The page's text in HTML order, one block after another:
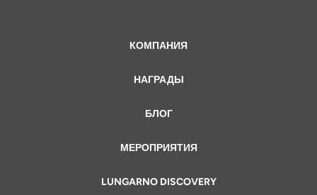
КОМПАНИЯ
НАГРАДЫ
БЛОГ
МЕРОПРИЯТИЯ
LUNGARNO DISCOVERY